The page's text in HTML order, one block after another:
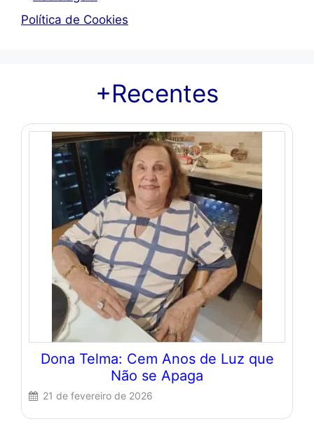
Política de Cookies
+Recentes
Dona Telma: Cem Anos de Luz que
Não se Apaga
21 de fevereiro de 2026